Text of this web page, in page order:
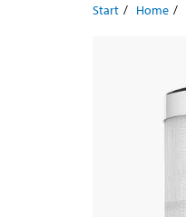
Start Home